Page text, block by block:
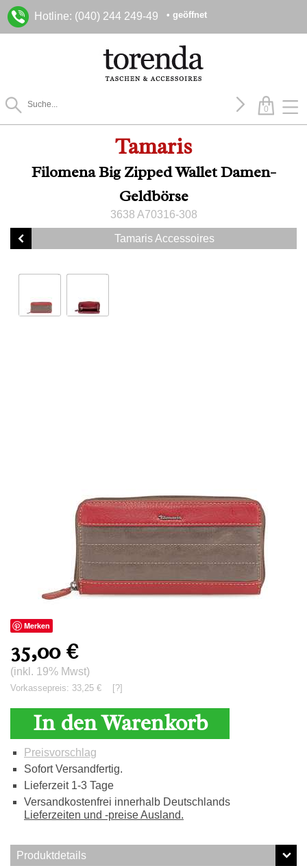
Hotline: (040) 244 249-49 • geöffnet
0
Tamaris
Filomena Big Zipped Wallet Damen-
Geldbörse
3638 A70316-308
Tamaris Accessoires
Merken
35,00 €
(inkl. 19% Mwst)
Vorkassepreis: 33,25 € [?]
In den Warenkorb
Preisvorschlag
Sofort Versandfertig.
Lieferzeit 1-3 Tage
Versandkostenfrei innerhalb Deutschlands
Lieferzeiten und -preise Ausland.
Produktdetails